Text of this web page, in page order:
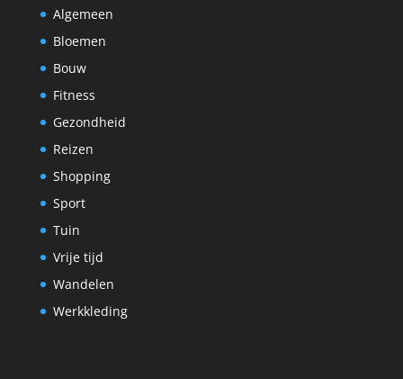
Algemeen
Bloemen
Bouw
Fitness
Gezondheid
Reizen
Shopping
Sport
Tuin
Vrije tijd
Wandelen
Werkkleding